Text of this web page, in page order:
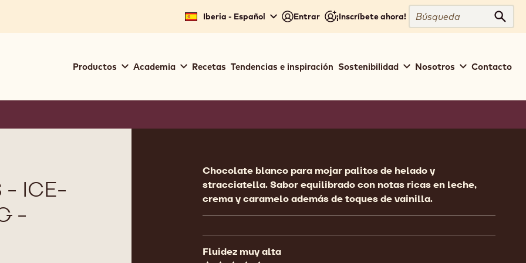
Iberia - Español Entrar ¡Inscríbete ahora!
Búsqueda
navigation
Productos Academia Recetas Tendencias e inspiración Sostenibilidad Nosotros Contacto
- ICE-
-
Chocolate blanco para mojar palitos de helado y
stracciatella. Sabor equilibrado con notas ricas en leche,
crema y caramelo además de toques de vainilla.
Fluidez muy alta